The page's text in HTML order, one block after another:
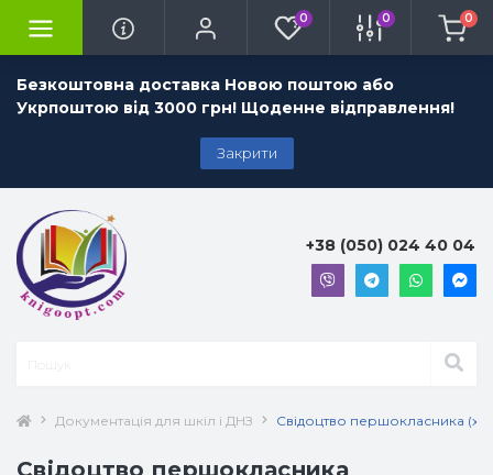
Безкоштовна доставка Новою поштою або
Укрпоштою від 3000 грн! Щоденне відправлення!
Закрити
0 0 0
+38 (050) 024 40 04
Документація для шкіл і ДНЗ Свідоцтво першокласника
Свідоцтво першокласника